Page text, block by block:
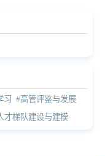
习 #高管评鉴与发展
才梯队建设与建模